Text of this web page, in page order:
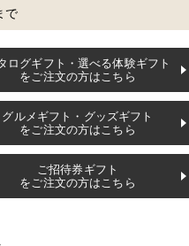
で
ログギフト・選べる体験ギフト
をご注文の方はこちら
グルメギフト・グッズギフト
をご注文の方はこちら
ご招待券ギフト
をご注文の方はこちら